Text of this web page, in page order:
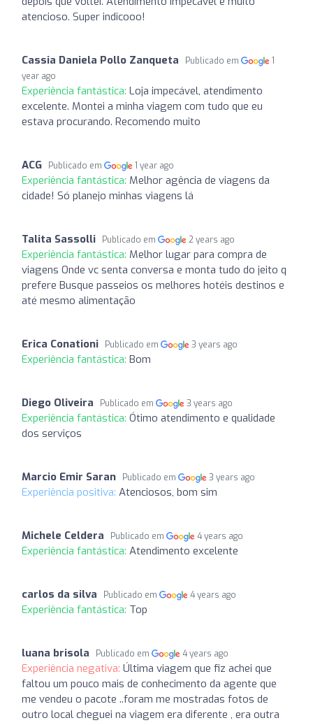
atencioso. Super indicooo!
Cassia Daniela Pollo Zanqueta Publicado em
1
year ago
Experiência fantástica: Loja impecável, atendimento
excelente. Montei a minha viagem com tudo que eu
estava procurando. Recomendo muito
ACG Publicado em 1 year ago
Experiência fantástica: Melhor agência de viagens da
cidade! Só planejo minhas viagens lá
Talita Sassolli Publicado em 2 years ago
Experiência fantástica: Melhor lugar para compra de
viagens Onde vc senta conversa e monta tudo do jeito q
prefere Busque passeios os melhores hotéis destinos e
até mesmo alimentação
Erica Conationi Publicado em 3 years ago
Experiência fantástica: Bom
Diego Oliveira Publicado em 3 years ago
Experiência fantástica: Ótimo atendimento e qualidade
dos serviços
Marcio Emir Saran Publicado em 3 years ago
Experiência positiva: Atenciosos, bom sim
Michele Celdera Publicado em 4 years ago
Experiência fantástica: Atendimento excelente
carlos da silva Publicado em 4 years ago
Experiência fantástica: Top
luana brisola Publicado em 4 years ago
Experiência negativa: Última viagem que fiz achei que
faltou um pouco mais de conhecimento da agente que
me vendeu o pacote ..foram me mostradas fotos de
outro local cheguei na viagem era diferente , era outra